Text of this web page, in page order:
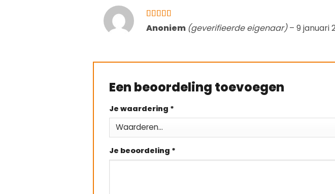
Gewaardeerd
Anoniem (geverifieerde eigenaar) – 9 januari
Een beoordeling toevoegen
Je waardering *
Je beoordeling *